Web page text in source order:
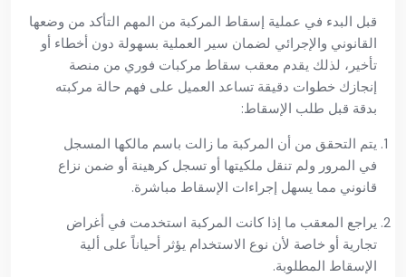
قبل البدء في عملية إسقاط المركبة من المهم التأكد من وضعها
القانوني والإجرائي لضمان سير العملية بسهولة دون أخطاء أو
تأخير، لذلك يقدم معقب سقاط مركبات فوري من منصة
إنجازك خطوات دقيقة تساعد العميل على فهم حالة مركبته
بدقة قبل طلب الإسقاط:
يتم التحقق من أن المركبة ما زالت باسم مالكها المسجل
في المرور ولم تنقل ملكيتها أو تسجل كرهينة أو ضمن نزاع
قانوني مما يسهل إجراءات الإسقاط مباشرة.
يراجع المعقب ما إذا كانت المركبة استخدمت في أغراض
تجارية أو خاصة لأن نوع الاستخدام يؤثر أحياناً على ألية
الإسقاط المطلوبة.